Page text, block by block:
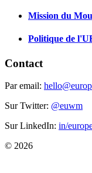
Mission du
Politique de
Contact
Par email:
Sur Twitter: @euwm
Sur LinkedIn: in/
© 2026